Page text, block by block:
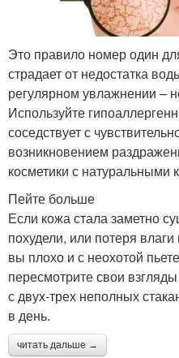
Это правило номер один
страдает от недостатка
регулярном увлажнении –
Используйте
соседствует с
возникновением
косметики с натуральными
Пейте больше
Если кожа стала заметно
похудели, или потеря
вы плохо и с неохотой
пересмотрите свои
с двух-трех неполных
в день.
читать дальше →